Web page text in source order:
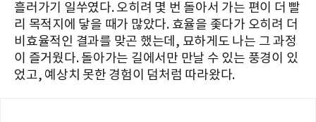
흘러가기 일쑤였다. 오히려 몇 번 돌아서 가는 편이 더 빨
리 목적지에 닿을 때가 많았다. 효율을 좇다가 오히려 더
비효율적인 결과를 맞곤 했는데, 묘하게도 나는 그 과정
이 즐거웠다. 돌아가는 길에서만 만날 수 있는 풍경이 있
었고, 예상치 못한 경험이 덤처럼 따라왔다.